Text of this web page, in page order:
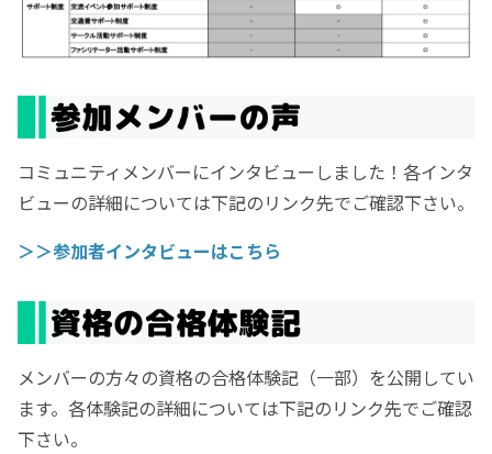
コミュニティメンバーにインタビューしました！各インタ
ビューの詳細については下記のリンク先でご確認下さい。
＞＞参加者インタビューはこちら
メンバーの方々の資格の合格体験記（一部）を公開してい
ます。各体験記の詳細については下記のリンク先でご確認
下さい。